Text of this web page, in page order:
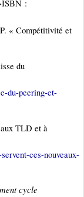
:
« Compétitivité et
du
du-peering-et-
TLD et à
ces-nouveaux-
cycle